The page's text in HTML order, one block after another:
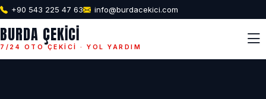
+90 543 225 47 63 info@burdacekici.com
BURDA ÇEKICI
7/24 OTO ÇEKICI · YOL YARDIM